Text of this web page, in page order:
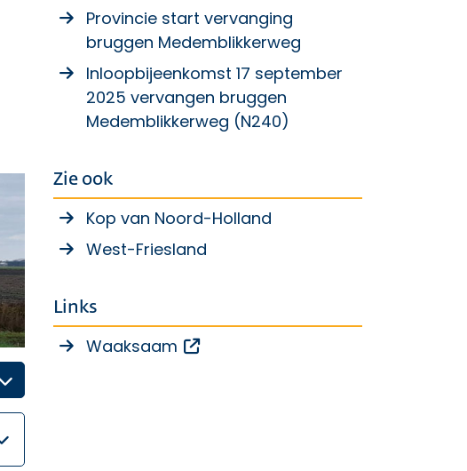
Provincie start vervanging
bruggen Medemblikkerweg
Inloopbijeenkomst 17 september
2025 vervangen bruggen
Medemblikkerweg (N240)
Zie ook
Kop van Noord-Holland
West-Friesland
Links
Waaksaam